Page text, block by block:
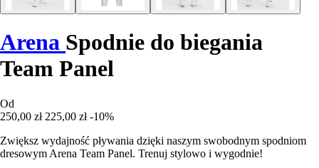
Arena Spodnie do biegania
Team Panel
Od
250,00 zł 225,00 zł -10%
Zwiększ wydajność pływania dzięki naszym swobodnym spodniom
dresowym Arena Team Panel. Trenuj stylowo i wygodnie!